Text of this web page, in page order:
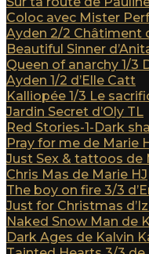
Coloc avec Mister
Ayden 2/2 Châtiment
Beautiful Sinner
Queen of anarchy 1/3
Ayden 1/2 d’Elle Catt
Kalliopée 1/3 Le
Jardin Secret d’Oly TL
Red Stories-1-Dark
Pray for me de Marie
Just Sex & tattoos de
Chris Mas de Marie HJ
The boy on fire 3/3
Just for Christmas
Naked Snow Man de
Dark Ages de Kalvin